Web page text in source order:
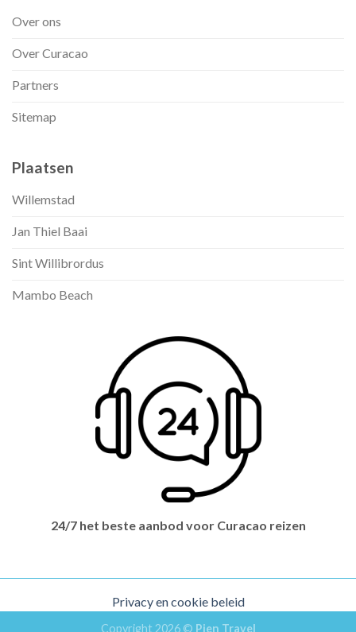
Over ons
Over Curacao
Partners
Sitemap
Plaatsen
Willemstad
Jan Thiel Baai
Sint Willibrordus
Mambo Beach
24/7 het beste aanbod voor Curacao reizen
Privacy en cookie beleid
Copyright 2026 © Pien Travel